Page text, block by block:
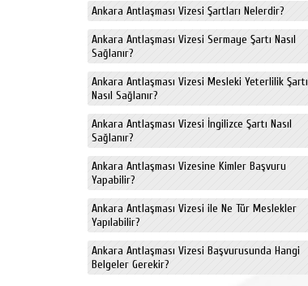
Ankara Antlaşması Vizesi Şartları Nelerdir?
Ankara Antlaşması Vizesi Sermaye Şartı Nasıl
Sağlanır?
Ankara Antlaşması Vizesi Mesleki Yeterlilik Şartı
Nasıl Sağlanır?
Ankara Antlaşması Vizesi İngilizce Şartı Nasıl
Sağlanır?
Ankara Antlaşması Vizesine Kimler Başvuru
Yapabilir?
Ankara Antlaşması Vizesi ile Ne Tür Meslekler
Yapılabilir?
Ankara Antlaşması Vizesi Başvurusunda Hangi
Belgeler Gerekir?